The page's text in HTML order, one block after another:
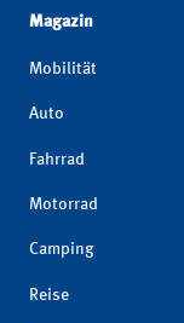
Magazin
Mobilität
Auto
Fahrrad
Motorrad
Camping
Reise